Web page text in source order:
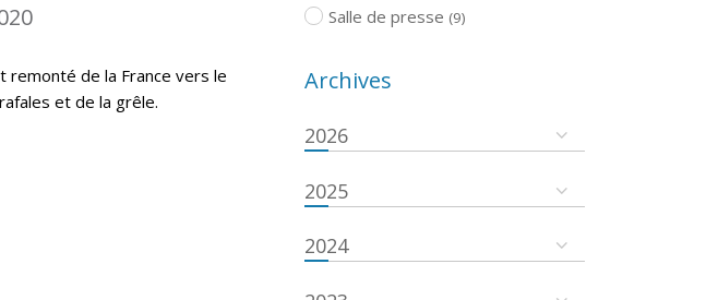
remonté de la France vers le
et de la grêle.
Salle de presse (9)
Archives
2026
2025
2024